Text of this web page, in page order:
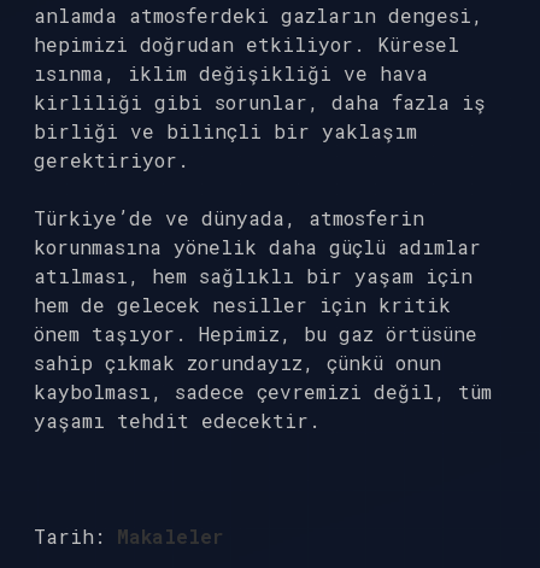
anlamda atmosferdeki gazların dengesi,
hepimizi doğrudan etkiliyor. Küresel
ısınma, iklim değişikliği ve hava
kirliliği gibi sorunlar, daha fazla iş
birliği ve bilinçli bir yaklaşım
gerektiriyor.
Türkiye’de ve dünyada, atmosferin
korunmasına yönelik daha güçlü adımlar
atılması, hem sağlıklı bir yaşam için
hem de gelecek nesiller için kritik
önem taşıyor. Hepimiz, bu gaz örtüsüne
sahip çıkmak zorundayız, çünkü onun
kaybolması, sadece çevremizi değil, tüm
yaşamı tehdit edecektir.
Tarih: Makaleler